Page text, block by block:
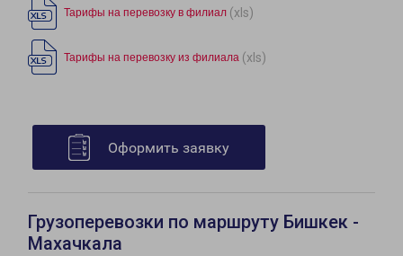
Тарифы на перевозку в филиал (xls)
Тарифы на перевозку из филиала (xls)
Оформить заявку
Грузоперевозки по маршруту Бишкек -
Махачкала